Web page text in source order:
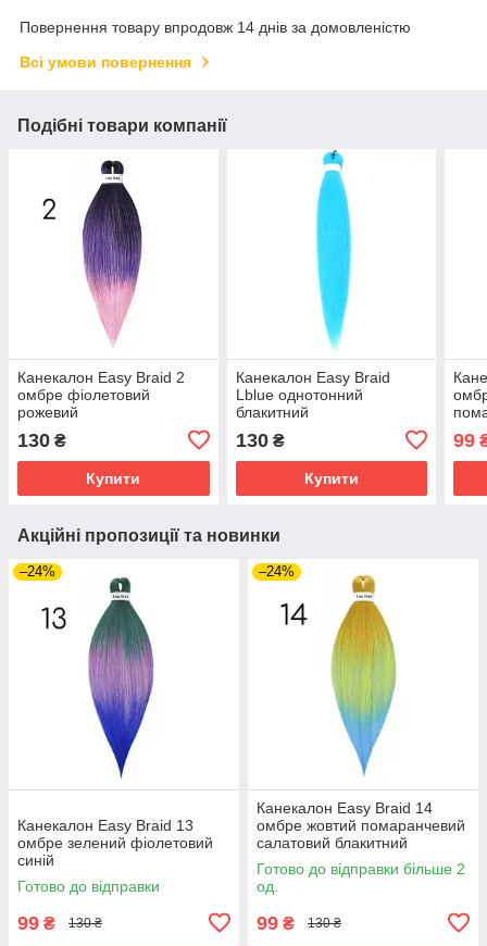
Повернення товару впродовж 14 днів за домовленістю
Всі умови повернення
Подібні товари компанії
Канекалон Easy Braid 2
омбре фіолетовий
рожевий
130 ₴
Купити
Канекалон Easy Braid
Lblue однотонний
блакитний
130₴
Купити
99
Акційні пропозиції та новинки
–24%
Канекалон Easy Braid 13
омбре зелений фіолетовий
синій
Готово до відправки
99 ₴ 130 ₴
–24%
Канекалон Easy Braid 14
омбре жовтий помаранчевий
салатовий блакитний
Готово до відправки більше 2
од.
99 ₴ 130 ₴